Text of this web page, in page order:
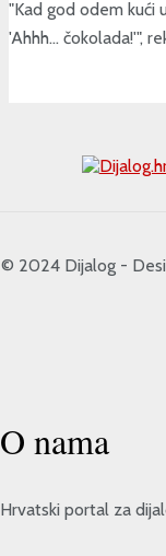
"Kad god odem kući
'Ahhh... čokolada!'",
Dijalog -
O nama
Hrvatski portal za